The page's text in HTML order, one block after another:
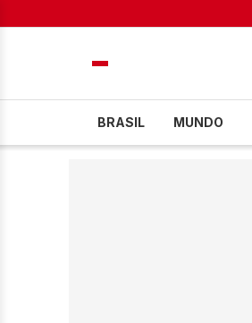
BRASIL MUNDO